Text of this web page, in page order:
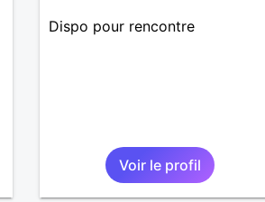
Dispo pour rencontre
Voir le profil